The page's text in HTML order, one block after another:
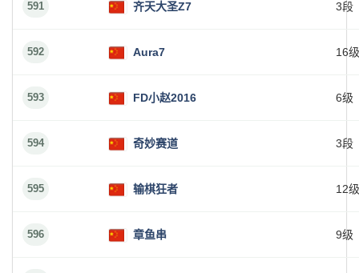
591 齐天大圣Z7 3段
592 Aura7 16级
593 FD小赵2016 6级
594 奇妙赛道 3段
595 输棋狂者 12级
596 章鱼串 9级